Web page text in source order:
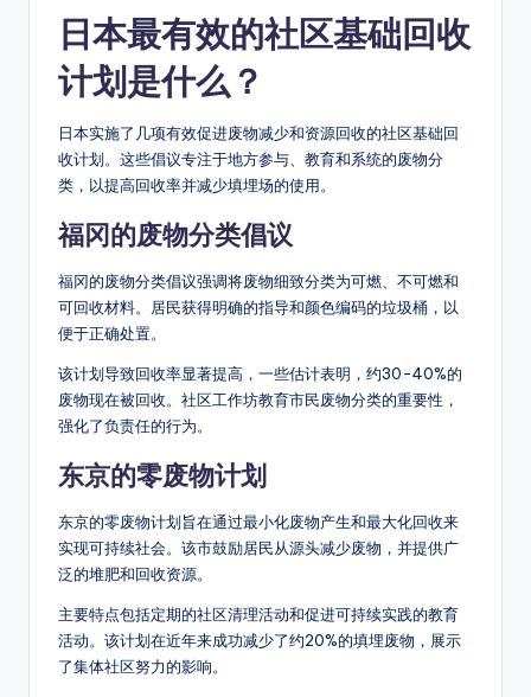
日本最有效的社区基础回收
计划是什么？
日本实施了几项有效促进废物减少和资源回收的社区基础回
收计划。这些倡议专注于地方参与、教育和系统的废物分
类，以提高回收率并减少填埋场的使用。
福冈的废物分类倡议
福冈的废物分类倡议强调将废物细致分类为可燃、不可燃和
可回收材料。居民获得明确的指导和颜色编码的垃圾桶，以
便于正确处置。
该计划导致回收率显著提高，一些估计表明，约30-40%的
废物现在被回收。社区工作坊教育市民废物分类的重要性，
强化了负责任的行为。
东京的零废物计划
东京的零废物计划旨在通过最小化废物产生和最大化回收来
实现可持续社会。该市鼓励居民从源头减少废物，并提供广
泛的堆肥和回收资源。
主要特点包括定期的社区清理活动和促进可持续实践的教育
活动。该计划在近年来成功减少了约20%的填埋废物，展示
了集体社区努力的影响。